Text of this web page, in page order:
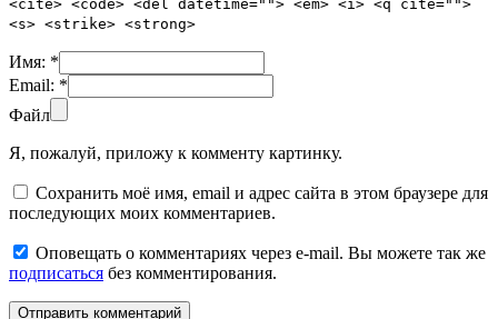
<cite> <code> <del datetime=""> <em> <i> <q cite="">
<s> <strike> <strong>
Имя: *
Email: *
Файл
Я, пожалуй, приложу к комменту картинку.
Сохранить моё имя, email и адрес сайта в этом браузере для
последующих моих комментариев.
Оповещать о комментариях через e-mail. Вы можете так же
подписаться без комментирования.